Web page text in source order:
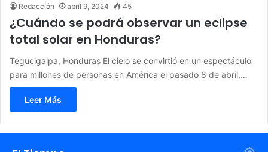
Redacción abril 9, 2024 45
¿Cuándo se podrá observar un eclipse
total solar en Honduras?
Tegucigalpa, Honduras El cielo se convirtió en un espectáculo
para millones de personas en América el pasado 8 de abril,…
Leer Más